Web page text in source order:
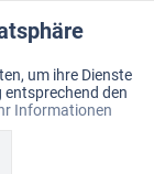
Warenkorb
Konto
Aktiv
um ihre Dienste
entsprechend den
Informationen